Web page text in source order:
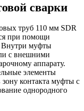
сварки
труб 110 мм SDR
при помощи
Внутри муфты
с внешними
аппарату.
элементы
зону контакта муфты с
однородного